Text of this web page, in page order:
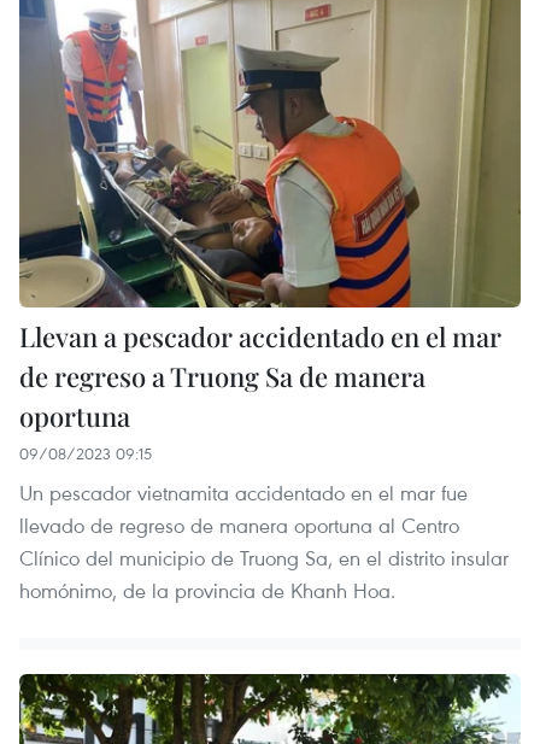
Llevan a pescador accidentado en el mar
de regreso a Truong Sa de manera
oportuna
09/08/2023 09:15
Un pescador vietnamita accidentado en el mar fue
llevado de regreso de manera oportuna al Centro
Clínico del municipio de Truong Sa, en el distrito insular
homónimo, de la provincia de Khanh Hoa.